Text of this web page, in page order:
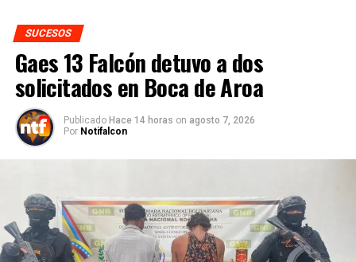
SUCESOS
Gaes 13 Falcón detuvo a dos
solicitados en Boca de Aroa
Publicado Hace 14 horas on agosto 7, 2026
Por Notifalcon